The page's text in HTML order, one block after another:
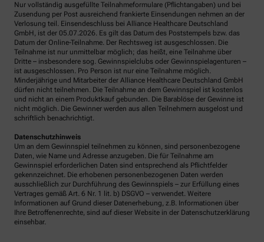
Nur vollständig ausgefüllte Teilnahmeformulare (Pflichtangaben) und bei
Zusendung per Post ausreichend frankierte Einsendungen nehmen an der
Verlosung teil. Einsendeschluss bei Alliance Healthcare Deutschland
GmbH, ist der 05.07.2026. Es gilt das Datum des Poststempels bzw. das
Datum der Online-Teilnahme. Der Rechtsweg ist ausgeschlossen. Die
Teilnahme ist nur unmittelbar möglich; das heißt, eine Teilnahme über
Dritte – insbesondere sog. Gewinnspielclubs oder Gewinnspielagenturen –
ist ausgeschlossen. Pro Person ist nur eine Teilnahme möglich.
Minderjährige und Mitarbeiter der Alliance Healthcare Deutschland GmbH
dürfen nicht teilnehmen. Die Teilnahme an dem Gewinnspiel ist kostenlos
und nicht an einem Produktkauf gebunden. Die Barablöse der Gewinne ist
nicht möglich. Die Gewinner werden aus allen Teilnehmern ausgelost und
schriftlich benachrichtigt.
Datenschutzhinweis
Um an dem Gewinnspiel teilnehmen zu können, sind personenbezogene
Daten, wie Name und Adresse anzugeben. Die für Teilnahme am
Gewinnspiel erforderlichen Daten sind entsprechend als Pflichtfelder
gekennzeichnet. Die erhobenen personenbezogenen Daten werden
ausschließlich zur Durchführung des Gewinnspiels – zur Erfüllung eines
Vertrages gemäß Art. 6 Nr. 1 lit. b) DSGVO – verwendet. Weitere
Informationen auf Grund dieser Datenerhebung, z.B. Informationen über
Ihre Betroffenenrechte, sind auf dieser Website in der Datenschutzerklärung
einsehbar.